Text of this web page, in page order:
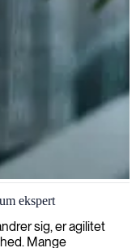
dit agile teams
levering af
ekspert
sig, er agilitet
Mange